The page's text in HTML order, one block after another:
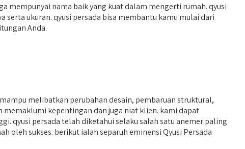
mempunyai nama baik yang kuat dalam mengerti rumah. qyusi
ukuran. qyusi persada bisa membantu kamu mulai dari
Anda.
melibatkan perubahan desain, pembaruan struktural,
memaklumi kepentingan dan juga niat klien. kami dapat
qyusi persada telah diketahui selaku salah satu anemer paling
oleh sukses. berikut ialah separuh eminensi Qyusi Persada